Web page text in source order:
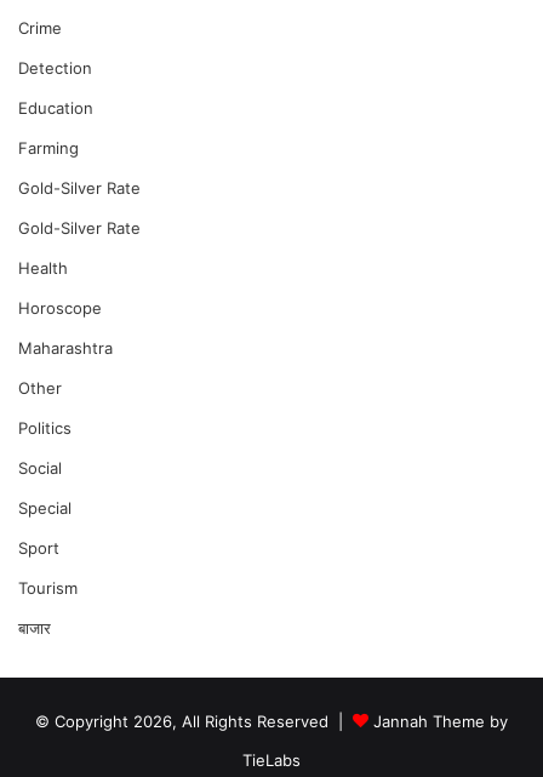
Crime
Detection
Education
Farming
Gold-Silver Rate
Gold-Silver Rate
Health
Horoscope
Maharashtra
Other
Politics
Social
Special
Sport
Tourism
बाजार
© Copyright 2026, All Rights Reserved |
Jannah Theme by
TieLabs